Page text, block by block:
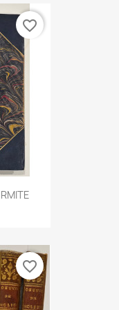
favorite_border
favorite_border